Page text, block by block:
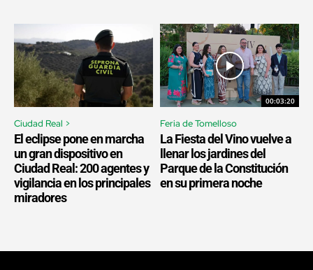
Ciudad Real >
El eclipse pone en marcha
un gran dispositivo en
Ciudad Real: 200 agentes y
vigilancia en los principales
miradores
00:03:20
Feria de Tomelloso
La Fiesta del Vino vuelve a
llenar los jardines del
Parque de la Constitución
en su primera noche